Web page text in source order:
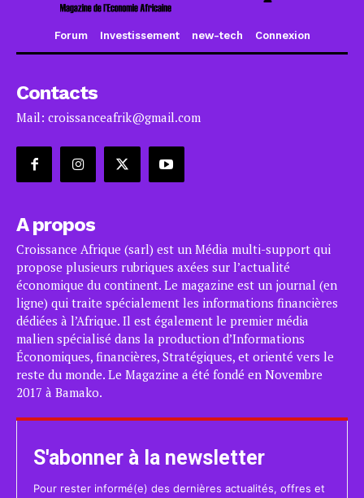
Forum Investissement new-tech Connexion
Contacts
Mail: croissanceafrik@gmail.com
A propos
Croissance Afrique (sarl) est un Média multi-support qui
propose plusieurs rubriques axées sur l’actualité
économique du continent. Le magazine est un journal (en
ligne) qui traite spécialement les informations financières
dédiées à l’Afrique. Il est également le premier média
malien spécialisé dans la production d’Informations
Économiques, financières, Stratégiques, et orienté vers le
reste du monde. Le Magazine a été fondé en Novembre
2017 à Bamako.
S'abonner à la newsletter
Pour rester informé(e) des dernières actualités, offres et